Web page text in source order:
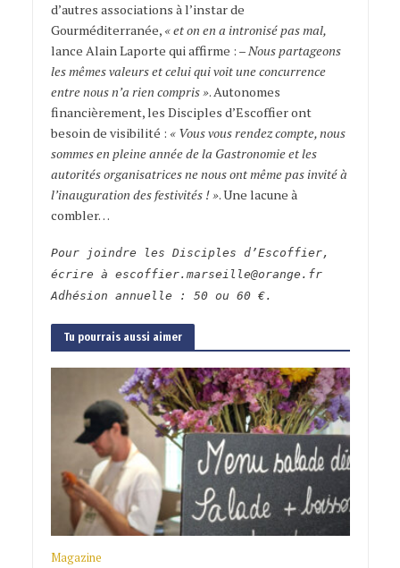
d’autres associations à l’instar de
Gourméditerranée, « et on en a intronisé pas mal,
lance Alain Laporte qui affirme : –Nous partageons
les mêmes valeurs et celui qui voit une concurrence
entre nous n’a rien compris ». Autonomes
financièrement, les Disciples d’Escoffier ont
besoin de visibilité : « Vous vous rendez compte, nous
sommes en pleine année de la Gastronomie et les
autorités organisatrices ne nous ont même pas invité à
l’inauguration des festivités ! ». Une lacune à
combler…
Pour joindre les Disciples d’Escoffier,
écrire à escoffier.marseille@orange.fr
Adhésion annuelle : 50 ou 60 €.
Tu pourrais aussi aimer
Magazine